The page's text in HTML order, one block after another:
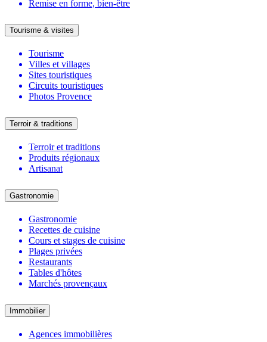
Remise en forme, bien-être
Tourisme & visites
Tourisme
Villes et villages
Sites touristiques
Circuits touristiques
Photos Provence
Terroir & traditions
Terroir et traditions
Produits régionaux
Artisanat
Gastronomie
Gastronomie
Recettes de cuisine
Cours et stages de cuisine
Plages privées
Restaurants
Tables d'hôtes
Marchés provençaux
Immobilier
Agences immobilières